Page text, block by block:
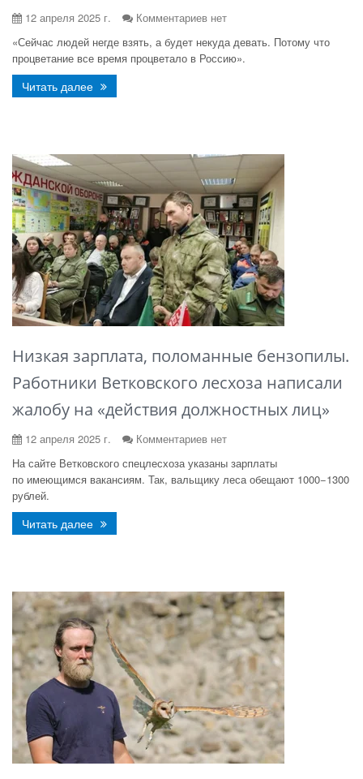
12 апреля 2025 г.
Комментариев нет
«Сейчас людей негде взять, а будет некуда девать. Потому что
процветание все время процветало в Россию».
Читать далее
Низкая зарплата, поломанные бензопилы.
Работники Ветковского лесхоза написали
жалобу на «действия должностных лиц»
12 апреля 2025 г.
Комментариев нет
На сайте Ветковского спецлесхоза указаны зарплаты
по имеющимся вакансиям. Так, вальщику леса обещают 1000−1300
рублей.
Читать далее